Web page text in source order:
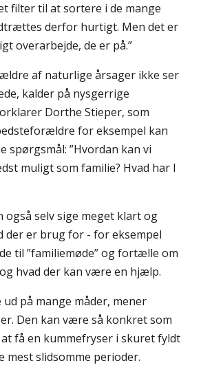
filter til at sortere i de mange
derfor hurtigt. Men det er
overarbejde, de er på.”
af naturlige årsager ikke ser
kalder på nysgerrige
Dorthe Stieper, som
for eksempel kan
spørgsmål: ”Hvordan kan vi
muligt som familie? Hvad har I
også selv sige meget klart og
der er brug for - for eksempel
til ”familiemøde” og fortælle om
hvad der kan være en hjælp.
på mange måder, mener
Den kan være så konkret som
få en kummefryser i skuret fyldt
mest slidsomme perioder.